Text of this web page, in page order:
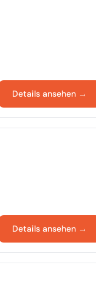
Details ansehen →
Details ansehen →